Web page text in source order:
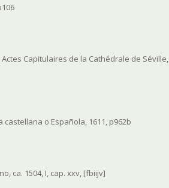
Capitulaires de la Cathédrale de Séville,
o Española, 1611, p962b
ca. 1504, I, cap. xxv, [fbiijv]